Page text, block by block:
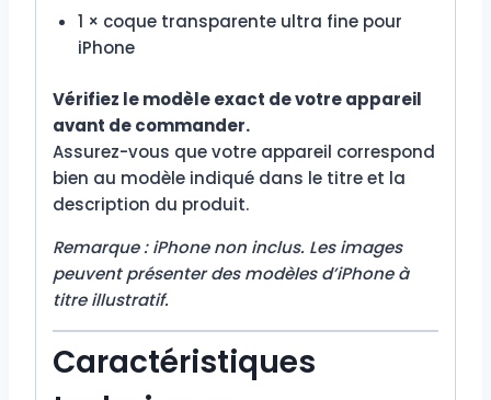
1 × coque transparente ultra fine pour
iPhone
Vérifiez le modèle exact de votre appareil
avant de commander.
Assurez-vous que votre appareil correspond
bien au modèle indiqué dans le titre et la
description du produit.
Remarque : iPhone non inclus. Les images
peuvent présenter des modèles d’iPhone à
titre illustratif.
Caractéristiques